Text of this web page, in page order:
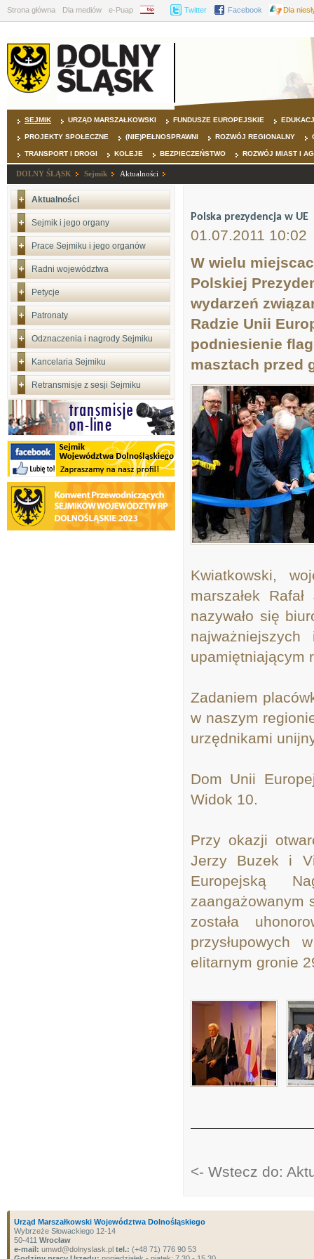
Strona główna Dla mediów e-Puap BIP Twitter Facebook Dla
SEJMIK URZĄD MARSZAŁKOWSKI FUNDUSZE EUROPEJSKIE
PROJEKTY SPOŁECZNE (NIE)PEŁNOSPRAWNI ROZWÓJ REGIONALNY
TRANSPORT I DROGI KOLEJE BEZPIECZEŃSTWO ROZWÓJ MIAST I
DOLNY ŚLĄSK Sejmik Aktualności
Aktualności
Sejmik i jego organy
Prace Sejmiku i jego organów
Radni województwa
Petycje
Patronaty
Odznaczenia i nagrody Sejmiku
Kancelaria Sejmiku
Retransmisje z sesji Sejmiku
Polska prezydencja w UE
01.07.2011 10:02
W wielu
Polskiej
wydarzeń
Radzie Unii
podniesienie
masztach przed
Kwiatkowski,
marszałek
nazywało się
upamiętniającym
Zadaniem
w naszym
urzędnikami
Dom Unii
Widok 10.
Przy okazji
Jerzy Buzek i
Europejską
zaangażowanym
została
przysłupowych
elitarnym gronie
<- Wstecz do:
Urząd Marszałkowski Województwa Dolnośląskiego
Wybrzeże Słowackiego 12-14
50-411 Wrocław
e-mail: umwd@dolnyslask.pl tel.: (+48 71) 776 90 53